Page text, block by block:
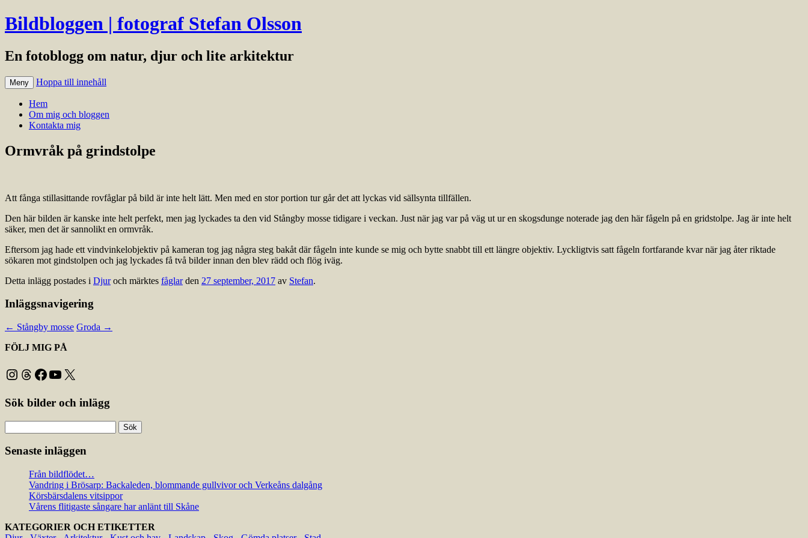
Bildbloggen | fotograf Stefan Olsson
En fotoblogg om natur, djur och lite arkitektur
Meny Hoppa till innehåll
Hem
Om mig och bloggen
Kontakta mig
Ormvråk på grindstolpe
Att fånga stillasittande rovfåglar på bild är inte helt lätt. Men med en stor portion tur går det att lyckas vid sällsynta tillfällen.
Den här bilden är kanske inte helt perfekt, men jag lyckades ta den vid Stångby mosse tidigare i veckan. Just när jag var på väg ut ur en skogsdunge noterade jag den här fågeln på en gridstolpe. Jag är inte helt
säker, men det är sannolikt en ormvråk.
Eftersom jag hade ett vindvinkelobjektiv på kameran tog jag några steg bakåt där fågeln inte kunde se mig och bytte snabbt till ett längre objektiv. Lyckligtvis satt fågeln fortfarande kvar när jag åter riktade
sökaren mot gindstolpen och jag lyckades få två bilder innan den blev rädd och flög iväg.
Detta inlägg postades i Djuroch märktes fåglarden 27 september, 2017 av Stefan.
Inläggsnavigering
← Stångby mosse Groda →
FÖLJ MIG PÅ
Instagram
Threads
Facebook
YouTube
X
Sök bilder och inlägg
efter:
Senaste inläggen
Från bildflödet…
Vandring i Brösarp: Backaleden, blommande gullvivor och Verkeåns dalgång
Körsbärsdalens vitsippor
Vårens flitigaste sångare har anlänt till Skåne
KATEGORIER OCH ETIKETTER